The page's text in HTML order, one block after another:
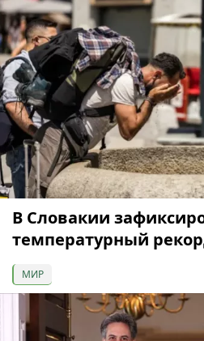
В Словакии
температурный
МИР